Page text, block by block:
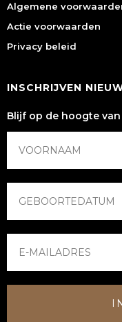
Algemene
Actie voorwaarden
Privacy beleid
INSCHRIJVEN
Blijf op de hoogte